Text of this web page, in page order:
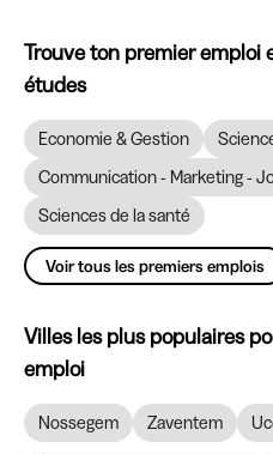
Trouve ton premier emploi
études
Economie & Gestion
Communication - Marketing -
Sciences de la santé
Voir tous les premiers emplois
Villes les plus populaires
emploi
Nossegem Zaventem